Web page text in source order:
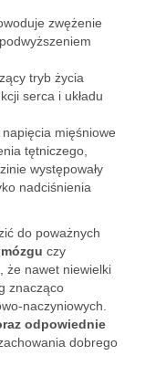
zwężenie
tryb życia
serca i układu
napięcia mięśniowe
tętniczego,
występowały
nadciśnienia
do poważnych
czy
że nawet niewielki
znacząco
naczyniowych.
odpowiednie
dobrego